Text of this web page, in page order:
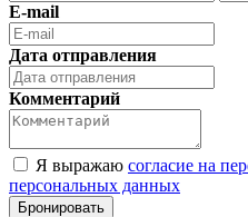
E-mail
Дата отправления
Комментарий
Я выражаю согласие на
персональных данных